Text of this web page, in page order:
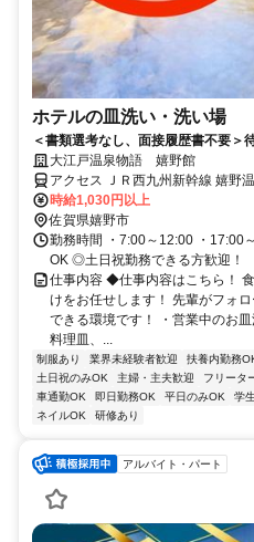
ホテルの皿洗い・洗い場
＜書類選考なし、面接履歴書不要＞
由/ピアス、ネイルOK※勤務時のル
大江戸温泉物語 嬉野館
アクセス ＪＲ西九州新幹線 嬉野
駅」より車6分
時給1,030円以上
佐賀県嬉野市
勤務時間 ・7:00～12:00 ・17:00
OK ◎土日祝勤務できる方歓迎！
仕事内容 ◆仕事内容はこちら！
けをお任せします！ 先輩がフォ
できる環境です！ ・営業中のお
料理皿、...
制服あり 業界未経験者歓迎 扶養内勤務
土日祝のみOK
主婦・主夫歓迎 フリータ
車通勤OK
即日勤務OK 平日のみOK 学
ネイルOK
研修あり
アルバイト・パート